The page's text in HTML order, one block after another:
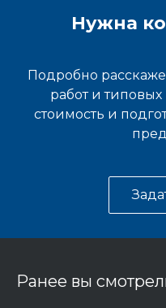
Нужна
Подробно
работ и типовых
стоимость и
Ранее вы